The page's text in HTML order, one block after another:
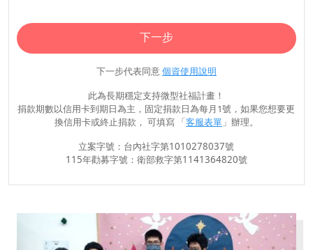
下一步
下一步代表同意個資使用說明
此為長期穩定支持微型社福計畫！
捐款期數以信用卡到期日為主，固定捐款日為每月1號，如果您想要更
換信用卡或終止捐款， 可填寫 「客服表單」辦理。
立案字號：台內社字第1010278037號
115年勸募字號：衛部救字第1141364820號